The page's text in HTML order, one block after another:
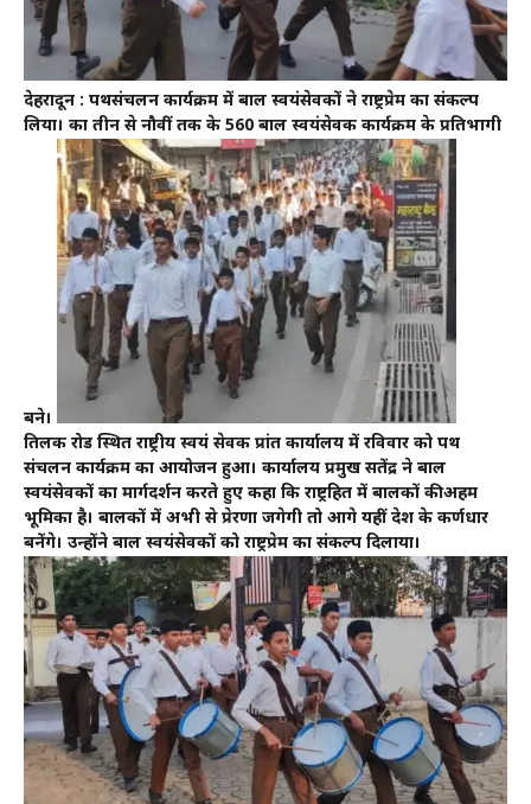
देहरादून : पथसंचलन कार्यक्रम में बाल स्वयंसेवकों ने राष्ट्रप्रेम का संकल्प
लिया। कक्षा तीन से नौवीं तक के 560 बाल स्वयंसेवक कार्यक्रम के प्रतिभागी
बने।
तिलक रोड स्थित राष्ट्रीय स्वयं सेवक प्रांत कार्यालय में रविवार को पथ
संचलन कार्यक्रम का आयोजन हुआ। कार्यालय प्रमुख सतेंद्र ने बाल
स्वयंसेवकों का मार्गदर्शन करते हुए कहा कि राष्ट्रहित में बालकों कीअहम
भूमिका है। बालकों में अभी से प्रेरणा जगेगी तो आगे यहीं देश के कर्णधार
बनेंगे। उन्होंने बाल स्वयंसेवकों को राष्ट्रप्रेम का संकल्प दिलाया।